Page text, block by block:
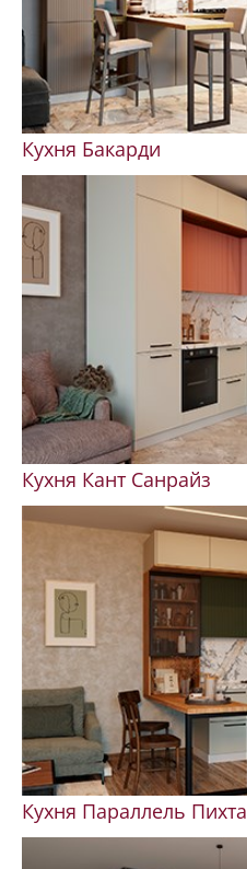
Кухня Бакарди
Кухня Кант Санрайз
Кухня Параллель Пихта